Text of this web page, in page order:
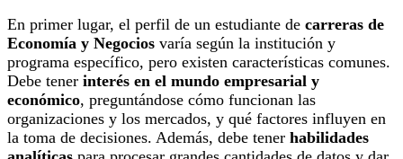
En primer lugar, el perfil de un estudiante de carreras de
Economía y Negocios varía según la institución y
programa específico, pero existen características comunes.
Debe tener interés en el mundo empresarial y
económico, preguntándose cómo funcionan las
organizaciones y los mercados, y qué factores influyen en
la toma de decisiones. Además, debe tener habilidades